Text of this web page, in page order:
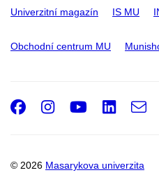
Univerzitní magazín IS MU
Obchodní centrum MU
© 2026 Masarykova univerzita
Facebook
Instagram
Youtube
e-